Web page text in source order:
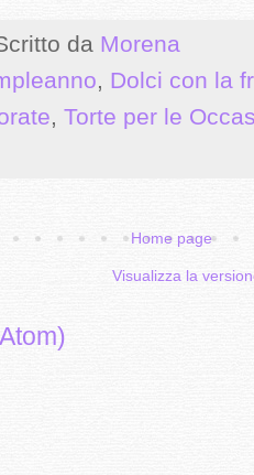
da Morena
, Dolci con la
, Torte per le
Home page
Visualizza la